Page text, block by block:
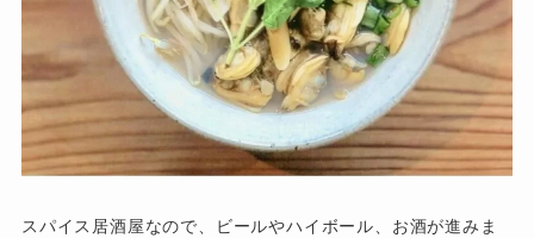
スパイス居酒屋なので、ビールやハイボール、お酒が進みま